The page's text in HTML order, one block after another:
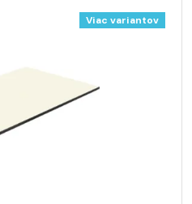
Viac variantov